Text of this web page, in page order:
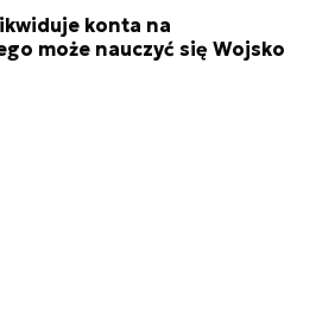
konta na
może nauczyć się Wojsko